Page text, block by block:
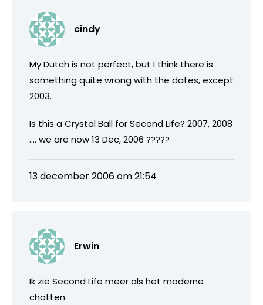
cindy
My Dutch is not perfect, but I think there is
something quite wrong with the dates, except
2003.
Is this a Crystal Ball for Second Life? 2007, 2008
…. we are now 13 Dec, 2006 ?????
13 december 2006 om 21:54
Erwin
Ik zie Second Life meer als het moderne
chatten.